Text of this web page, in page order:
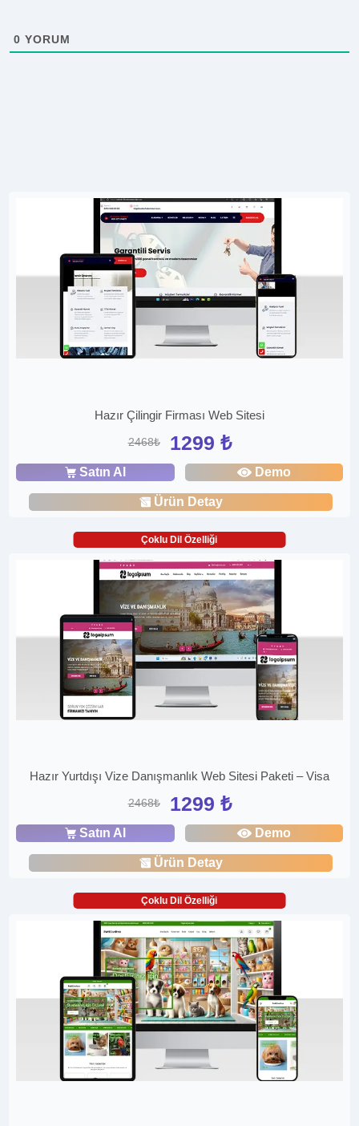
0 YORUM
Hazır Çilingir Firması Web Sitesi
2468₺ 1299 ₺
Satın Al Demo
Ürün Detay
Çoklu Dil Özelliği
Hazır Yurtdışı Vize Danışmanlık Web Sitesi Paketi – Visa
2468₺ 1299 ₺
Satın Al Demo
Ürün Detay
Çoklu Dil Özelliği